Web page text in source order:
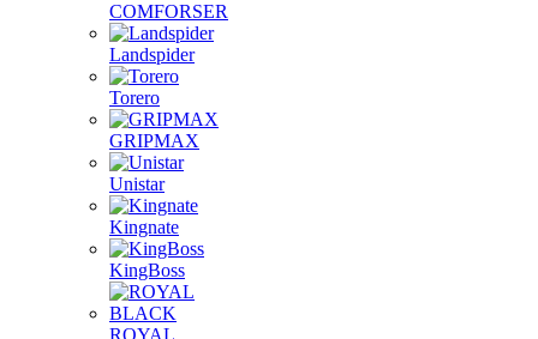
COMFORSER
Landspider
Torero
GRIPMAX
Unistar
Kingnate
KingBoss
ROYAL